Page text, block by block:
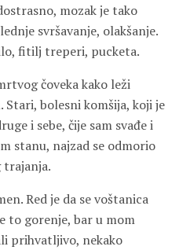
mozak je tako
svršavanje, olakšanje.
fitilj treperi, pucketa.
čoveka kako leži
bolesni komšija, koji je
i sebe, čije sam svađe i
stanu, najzad se odmorio
trajanja.
Red je da se voštanica
to gorenje, bar u mom
prihvatljivo, nekako